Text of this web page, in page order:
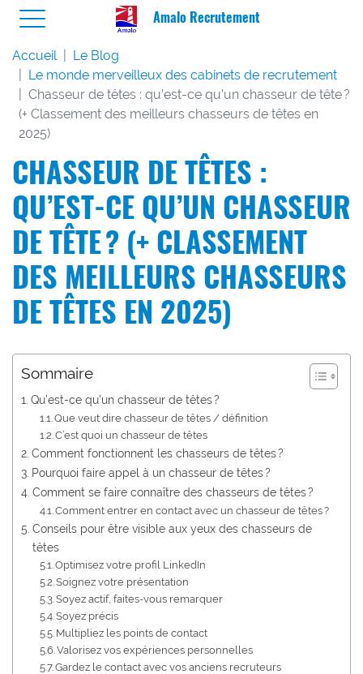
Amalo Recrutement
Accueil
Le Blog
Le monde merveilleux des cabinets de recrutement
Chasseur de têtes : qu’est-ce qu’un chasseur de tête ?
(+ Classement des meilleurs chasseurs de têtes en
2025)
CHASSEUR DE TÊTES :
QU’EST-CE QU’UN CHASSEUR
DE TÊTE ? (+ CLASSEMENT
DES MEILLEURS CHASSEURS
DE TÊTES EN 2025)
Sommaire
Qu’est-ce qu’un chasseur de têtes ?
Que veut dire chasseur de têtes / définition
C’est quoi un chasseur de têtes
Comment fonctionnent les chasseurs de têtes ?
Pourquoi faire appel à un chasseur de têtes ?
Comment se faire connaître des chasseurs de têtes ?
Comment entrer en contact avec un chasseur de têtes ?
Conseils pour être visible aux yeux des chasseurs de
têtes
Optimisez votre profil LinkedIn
Soignez votre présentation
Soyez actif, faites-vous remarquer
Soyez précis
Multipliez les points de contact
Valorisez vos expériences personnelles
Gardez le contact avec vos anciens recruteurs